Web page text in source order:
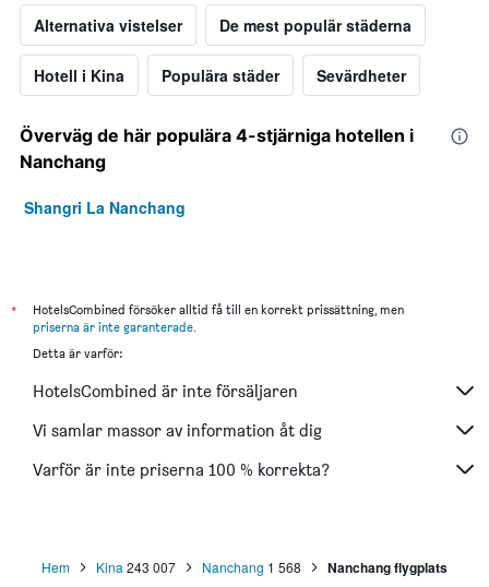
Alternativa vistelser De mest populär städerna
Hotell i Kina Populära städer Sevärdheter
Överväg de här populära 4-stjärniga hotellen i
Nanchang
Shangri La Nanchang
*
HotelsCombined försöker alltid få till en korrekt prissättning, men
priserna är inte garanterade.
Detta är varför:
HotelsCombined är inte försäljaren
Vi samlar massor av information åt dig
Varför är inte priserna 100 % korrekta?
Hem Kina 243 007 Nanchang 1 568 Nanchang flygplats